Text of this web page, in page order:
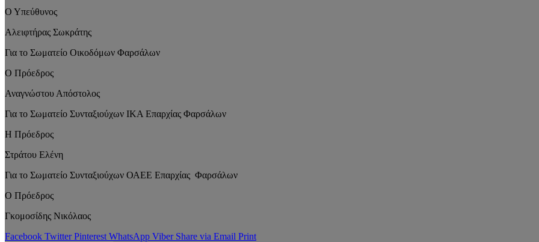
Ο Υπεύθυνος
Αλειφτήρας Σωκράτης
Για το Σωματείο Οικοδόμων Φαρσάλων
Ο Πρόεδρος
Αναγνώστου Απόστολος
Για το Σωματείο Συνταξιούχων ΙΚΑ Επαρχίας Φαρσάλων
Η Πρόεδρος
Στράτου Ελένη
Για το Σωματείο Συνταξιούχων ΟΑΕΕ Επαρχίας Φαρσάλων
Ο Πρόεδρος
Γκομοσίδης Νικόλαος
Facebook Twitter Pinterest WhatsApp Viber Share via Email Print